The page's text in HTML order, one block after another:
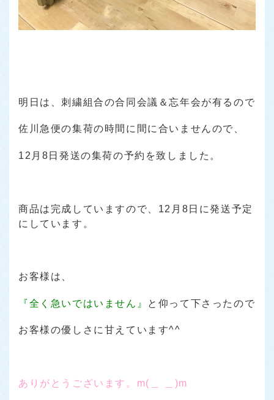
明日は、刺繍組合の合同会議＆忘年会が有るので
佐川急便の集荷の時間に間に合いませんので、
12月8日発送の集荷の予約を致しました。
商品は完成していますので、12月8日に発送予定
にしています。
お客様は、
『全く急いではいません』 と仰って下さったので
お客様の優しさに甘えています^^
ありがとうございます。m(＿ ＿)m